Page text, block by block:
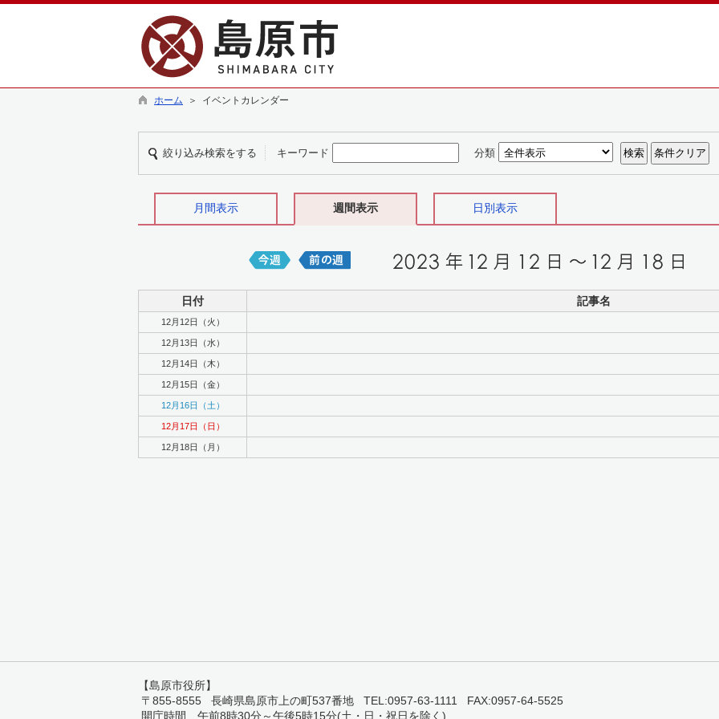
ホーム ＞ イベントカレンダー
絞り込み検索をする キーワード 分類
月間表示 週間表示 日別表示
日付 記事名
12月12日（火）
12月13日（水）
12月14日（木）
12月15日（金）
12月16日（土）
12月17日（日）
12月18日（月）
【島原市役所】
〒855-8555 長崎県島原市上の町537番地 TEL:0957-63-1111 FAX:0957-64-5525
開庁時間 午前8時30分～午後5時15分(土・日・祝日を除く)